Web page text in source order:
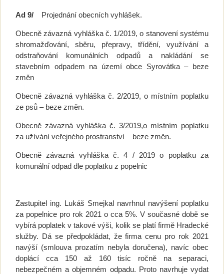
Ad 9/ Projednání obecních vyhlášek.
Obecně závazná vyhláška č. 1/2019, o stanovení systému
shromažďování, sběru, přepravy, třídění, využívání a
odstraňování komunálních odpadů a nakládání se
stavebním odpadem na území obce Syrovátka – beze
změn
Obecně závazná vyhláška č. 2/2019, o místním poplatku
ze psů – beze změn.
Obecně závazná vyhláška č. 3/2019,o místním poplatku
za užívání veřejného prostranství – beze změn.
Obecně závazná vyhláška č. 4 / 2019 o poplatku za
komunální odpad dle poplatku z popelnic
Zastupitel ing. Lukáš Smejkal navrhnul navýšení poplatku
za popelnice pro rok 2021 o cca 5%. V současné době se
vybírá poplatek v takové výši, kolik se platí firmě Hradecké
služby. Dá se předpokládat, že firma cenu pro rok 2021
navýší (smlouva prozatím nebyla doručena), navíc obec
doplácí cca 150 až 160 tisíc ročně na separaci,
nebezpečném a objemném odpadu. Proto navrhuje vydat